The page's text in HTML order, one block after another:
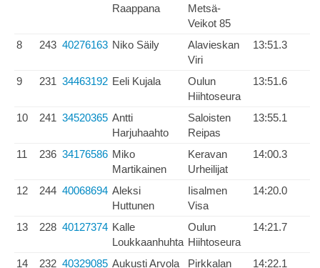
Raappana
Metsä-
Veikot 85
8 243 40276163 Niko Säily
Alavieskan
Viri
13:51.3
9 231 34463192 Eeli Kujala
Oulun
Hiihtoseura
13:51.6
10 241 34520365 Antti
Harjuhaahto
Saloisten
Reipas
13:55.1
11 236 34176586 Miko
Martikainen
Keravan
Urheilijat
14:00.3
12 244 40068694 Aleksi
Huttunen
Iisalmen
Visa
14:20.0
13 228 40127374 Kalle
Loukkaanhuhta
Oulun
Hiihtoseura
14:21.7
14 232 40329085 Aukusti Arvola
Pirkkalan
14:22.1